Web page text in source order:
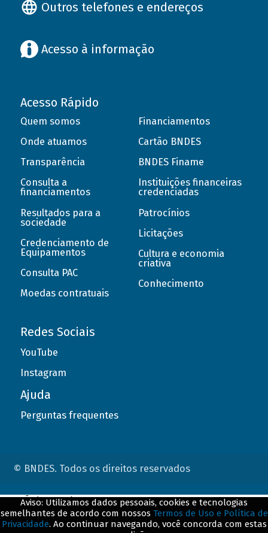
Outros telefones e endereços
Acesso à informação
Acesso Rápido
Quem somos
Onde atuamos
Transparência
Consulta a
financiamentos
Resultados para a
sociedade
Credenciamento de
Equipamentos
Consulta PAC
Moedas contratuais
Financiamentos
Cartão BNDES
BNDES Finame
Instituições financeiras
credenciadas
Patrocínios
Licitações
Cultura e economia
criativa
Conhecimento
Redes Sociais
YouTube
Instagram
Ajuda
Perguntas frequentes
© BNDES. Todos os direitos reservados
Aviso: Utilizamos dados pessoais, cookies e tecnologias
semelhantes de acordo com nossos Termos de Uso e Política de
Privacidade. Ao continuar navegando, você concorda com estas
ConteÃºdo complementar
${title}${badge}